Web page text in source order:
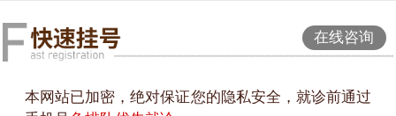
在线咨询
本网站已加密，绝对保证您的隐私安全，就诊前通过